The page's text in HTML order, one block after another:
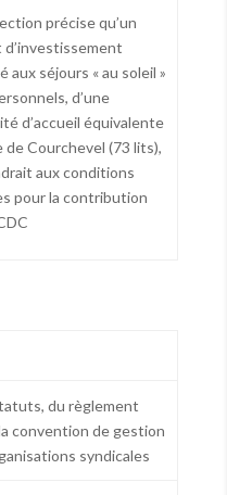
précise qu’un
aux séjours « au soleil »
d’une
d’accueil équivalente
de Courchevel (73 lits),
aux conditions
pour la contribution
du règlement
convention de gestion
syndicales